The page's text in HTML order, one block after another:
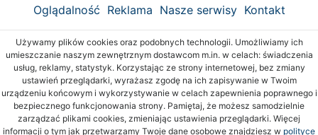
Oglądalność Reklama Nasze serwisy Kontakt
Używamy plików cookies oraz podobnych technologii. Umożliwiamy ich
umieszczanie naszym zewnętrznym dostawcom m.in. w celach: świadczenia
usług, reklamy, statystyk. Korzystając ze strony internetowej, bez zmiany
ustawień przeglądarki, wyrażasz zgodę na ich zapisywanie w Twoim
urządzeniu końcowym i wykorzystywanie w celach zapewnienia poprawnego i
bezpiecznego funkcjonowania strony. Pamiętaj, że możesz samodzielnie
zarządzać plikami cookies, zmieniając ustawienia przeglądarki. Więcej
informacji o tym jak przetwarzamy Twoje dane osobowe znajdziesz w polityce